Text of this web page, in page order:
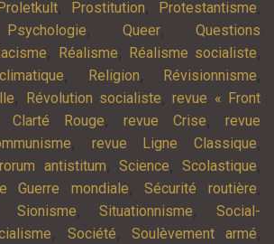
, Prostitution, Protestantisme,
Psychologie, Queer,Questions
, Réalisme, Réalisme socialiste,
, Religion, Révisionnisme,
, Révolution socialiste,revue « Front
Clarté Rouge, revue Crise, revue
, revue Ligne Classique,
antistitum, Science, Scolastique,
Guerre mondiale,Sécurité routière,
Sionisme,Situationnisme,Social-
, Société, Soulèvement armé,